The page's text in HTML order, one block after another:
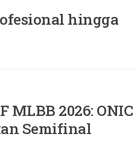
hingga
MLBB 2026: ONIC
Semifinal